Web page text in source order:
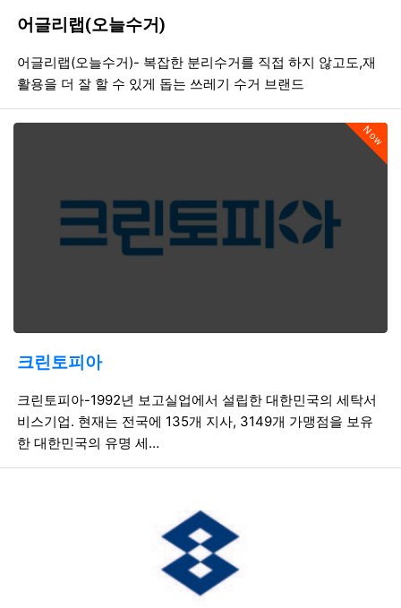
어글리랩(오늘수거)
등록일
조회
어글리랩(오늘수거)- 복잡한 분리수거를 직접 하지 않고도,재
활용을 더 잘 할 수 있게 돕는 쓰레기 수거 브랜드
Now
크린토피아
등록일
조회
크린토피아-1992년 보고실업에서 설립한 대한민국의 세탁서
비스기업. 현재는 전국에 135개 지사, 3149개 가맹점을 보유
한 대한민국의 유명 세…